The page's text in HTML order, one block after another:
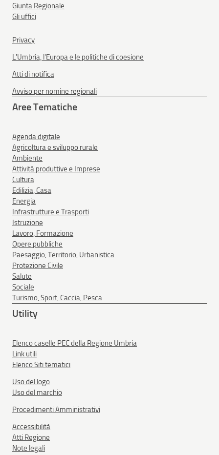
Giunta Regionale
Gli uffici
Privacy
L'Umbria, l'Europa e le politiche di coesione
Atti di notifica
Avviso per nomine regionali
Aree Tematiche
Agenda digitale
Agricoltura e sviluppo rurale
Ambiente
Attività produttive e Imprese
Cultura
Edilizia, Casa
Energia
Infrastrutture e Trasporti
Istruzione
Lavoro, Formazione
Opere pubbliche
Paesaggio, Territorio, Urbanistica
Protezione Civile
Salute
Sociale
Turismo, Sport, Caccia, Pesca
Utility
Elenco caselle PEC della Regione Umbria
Link utili
Elenco Siti tematici
Uso del logo
Uso del marchio
Procedimenti Amministrativi
Accessibilità
Atti Regione
Note legali